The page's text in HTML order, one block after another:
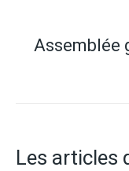
Assemblée
Les articles